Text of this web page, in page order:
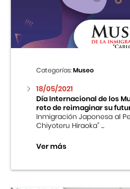
Centro Cultural Peruano
Cursos
Museo de la Inmigración
Fondo Editorial
Teatro Peruano Japonés
Categorías:Museo
18/05/2021
Día Internacional de los
reto de reimaginar su
Inmigración Japonesa al
Chiyoteru Hiraoka” ...
Ver más